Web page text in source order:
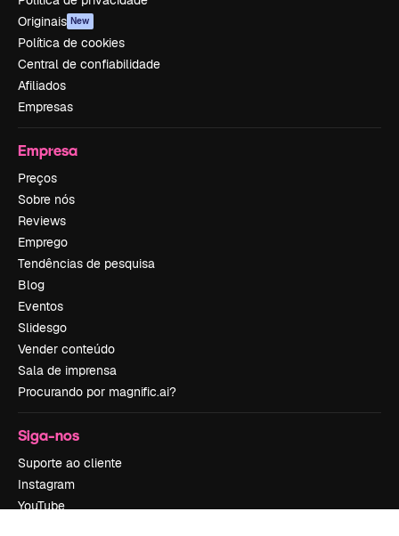
Originais New
Política de cookies
Central de confiabilidade
Afiliados
Empresas
Empresa
Preços
Sobre nós
Reviews
Emprego
Tendências de pesquisa
Blog
Eventos
Slidesgo
Vender conteúdo
Sala de imprensa
Procurando por magnific.ai?
Siga-nos
Suporte ao cliente
Instagram
YouTube